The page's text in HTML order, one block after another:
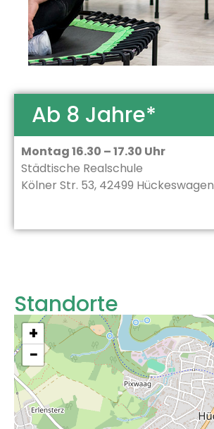
Ab 8 Jahre*
Montag 16.30 – 17.30 Uhr
Städtische Realschule
Kölner Str. 53, 42499 Hückeswagen
Standorte
+
−